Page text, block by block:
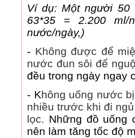
Ví dụ: Một người
63*35 = 2.200
nước/ngày,)
- Không được để
nước đun sôi để
đều trong ngày ngay
- Không uống nước
nhiều trước khi đi
lọc. Những đồ uống
nên làm tăng tốc độ